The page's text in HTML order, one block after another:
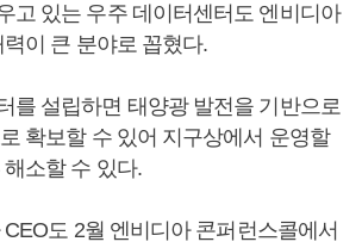
고 있는 우주 데이터센터도 엔비디아
이 큰 분야로 꼽혔다.
를 설립하면 태양광 발전을 기반으로
확보할 수 있어 지구상에서 운영할
소할 수 있다.
도 2월 엔비디아 콘퍼런스콜에서